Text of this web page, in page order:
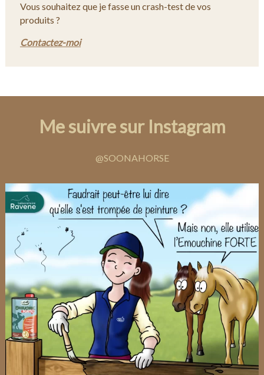
Vous souhaitez que je fasse un crash-test de vos
produits ?
Contactez-moi
Me suivre sur Instagram
@SOONAHORSE